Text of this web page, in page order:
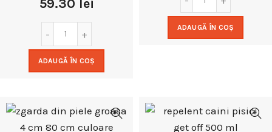
59.30 lei
ADAUGĂ ÎN COȘ
ADAUGĂ ÎN COȘ